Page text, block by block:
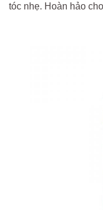
tóc nhẹ. Hoàn hảo